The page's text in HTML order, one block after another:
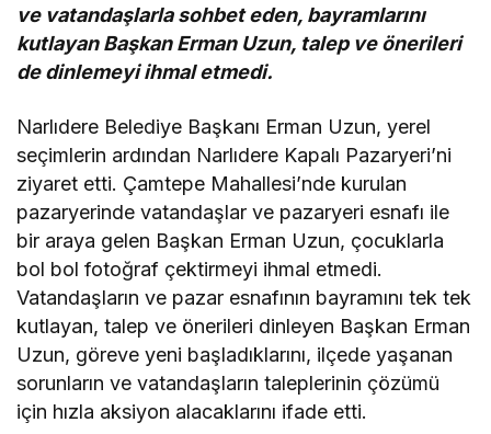
ve vatandaşlarla sohbet eden, bayramlarını
kutlayan Başkan Erman Uzun, talep ve önerileri
de dinlemeyi ihmal etmedi.
Narlıdere Belediye Başkanı Erman Uzun, yerel
seçimlerin ardından Narlıdere Kapalı Pazaryeri’ni
ziyaret etti. Çamtepe Mahallesi’nde kurulan
pazaryerinde vatandaşlar ve pazaryeri esnafı ile
bir araya gelen Başkan Erman Uzun, çocuklarla
bol bol fotoğraf çektirmeyi ihmal etmedi.
Vatandaşların ve pazar esnafının bayramını tek tek
kutlayan, talep ve önerileri dinleyen Başkan Erman
Uzun, göreve yeni başladıklarını, ilçede yaşanan
sorunların ve vatandaşların taleplerinin çözümü
için hızla aksiyon alacaklarını ifade etti.